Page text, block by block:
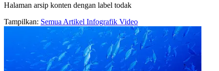
Halaman arsip konten dengan label todak
Tampilkan: Semua Artikel Infografik Video